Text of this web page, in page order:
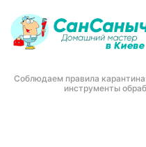
Соблюдаем правила
инструменты
Домашний мастер»